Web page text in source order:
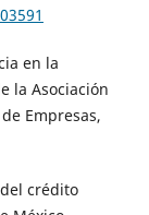
en la
la Asociación
Empresas,
crédito